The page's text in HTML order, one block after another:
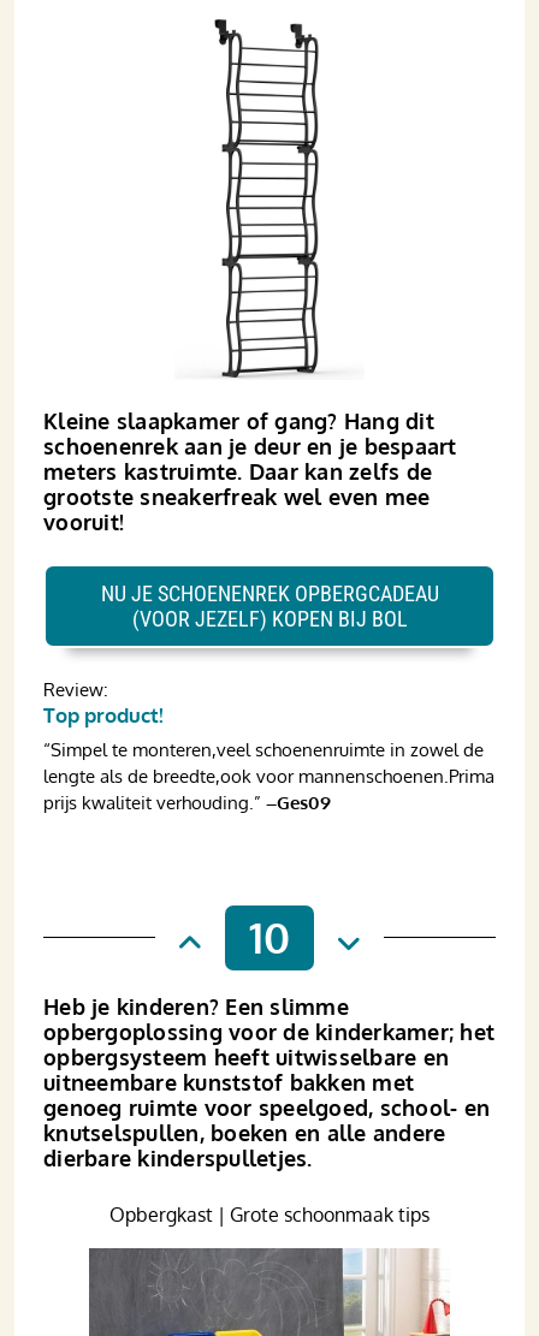
Kleine slaapkamer of gang? Hang dit
schoenenrek aan je deur en je bespaart
meters kastruimte. Daar kan zelfs de
grootste sneakerfreak wel even mee
vooruit!
Review:
Top product!
“Simpel te monteren,veel schoenenruimte in zowel de
lengte als de breedte,ook voor mannenschoenen.Prima
prijs kwaliteit verhouding.” –Ges09
NU JE SCHOENENREK OPBERGCADEAU
(VOOR JEZELF) KOPEN BIJ BOL
10
Heb je kinderen? Een slimme
opbergoplossing voor de kinderkamer; het
opbergsysteem heeft uitwisselbare en
uitneembare kunststof bakken met
genoeg ruimte voor speelgoed, school- en
knutselspullen, boeken en alle andere
dierbare kinderspulletjes.
Opbergkast | Grote schoonmaak tips